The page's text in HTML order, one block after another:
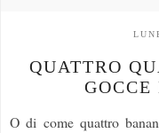
QUATTRO
O di come quattro